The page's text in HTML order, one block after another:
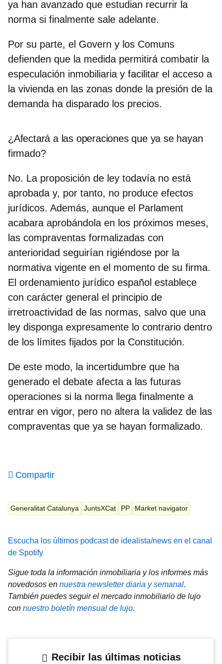
ya han avanzado que estudian recurrir la
norma si finalmente sale adelante.
Por su parte, el Govern y los Comuns
defienden que la medida permitirá combatir la
especulación inmobiliaria y facilitar el acceso a
la vivienda en las zonas donde la presión de la
demanda ha disparado los precios.
¿Afectará a las operaciones que ya se hayan
firmado?
No. La proposición de ley todavía no está
aprobada y, por tanto, no produce efectos
jurídicos. Además, aunque el Parlament
acabara aprobándola en los próximos meses,
las compraventas formalizadas con
anterioridad seguirían rigiéndose por la
normativa vigente en el momento de su firma.
El ordenamiento jurídico español establece
con carácter general el principio de
irretroactividad de las normas, salvo que una
ley disponga expresamente lo contrario dentro
de los límites fijados por la Constitución.
De este modo, la incertidumbre que ha
generado el debate afecta a las futuras
operaciones si la norma llega finalmente a
entrar en vigor, pero no altera la validez de las
compraventas que ya se hayan formalizado.
Compartir
Generalitat Catalunya JuntsXCat PP Market navigator
Escucha los últimos podcast de idealista/news en el canal
de Spotify
Sigue toda la información inmobiliaria y los informes más
novedosos en nuestra newsletter diaria y semanal.
También puedes seguir el mercado inmobiliario de lujo
con nuestro boletín mensual de lujo.
Recibir las últimas noticias